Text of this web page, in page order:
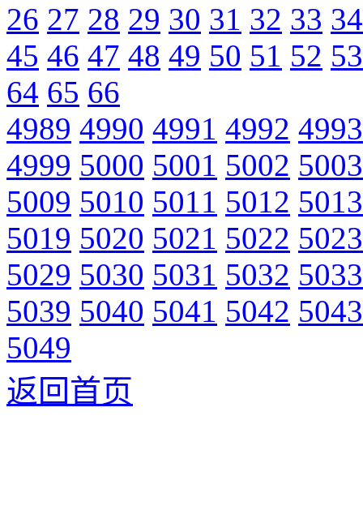
26 27 28 29 30 31 32 33 34
45 46 47 48 49 50 51 52 53
64 65 66
4989 4990 4991 4992 4993
4999 5000 5001 5002 5003
5009 5010 5011 5012 5013
5019 5020 5021 5022 5023
5029 5030 5031 5032 5033
5039 5040 5041 5042 5043
5049
返回首页